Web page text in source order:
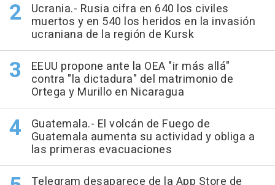
Ucrania.- Rusia cifra en 640 los civiles
muertos y en 540 los heridos en la invasión
ucraniana de la región de Kursk
EEUU propone ante la OEA "ir más allá"
contra "la dictadura" del matrimonio de
Ortega y Murillo en Nicaragua
Guatemala.- El volcán de Fuego de
Guatemala aumenta su actividad y obliga a
las primeras evacuaciones
Telegram desaparece de la App Store de